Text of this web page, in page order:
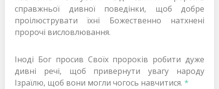
справжньої дивної поведінки, щоб добре
проілюструвати їхні Божественно натхнені
пророчі висловлювання.
Іноді Бог просив Своїх пророків робити дуже
дивні речі, щоб привернути увагу народу
Ізраїлю, щоб вони могли чогось навчитися. *